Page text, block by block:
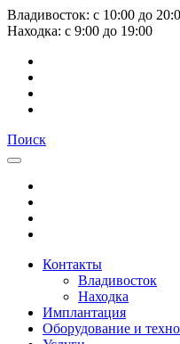
Владивосток: с 10:00 до
Находка: с 9:00 до 19:00
Поиск
Контакты
Владивосток
Находка
Имплантация
Оборудование и